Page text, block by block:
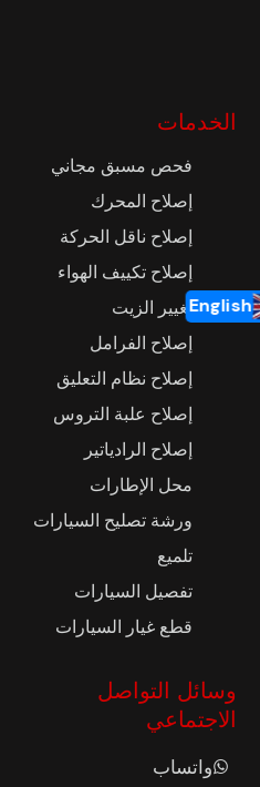
English
الخدمات
فحص مسبق مجاني
إصلاح المحرك
إصلاح ناقل الحركة
إصلاح تكييف الهواء
تغيير الزيت
إصلاح الفرامل
إصلاح نظام التعليق
إصلاح علبة التروس
إصلاح الرادياتير
محل الإطارات
ورشة تصليح السيارات
تلميع
تفصيل السيارات
قطع غيار السيارات
وسائل التواصل
الاجتماعي
واتساب